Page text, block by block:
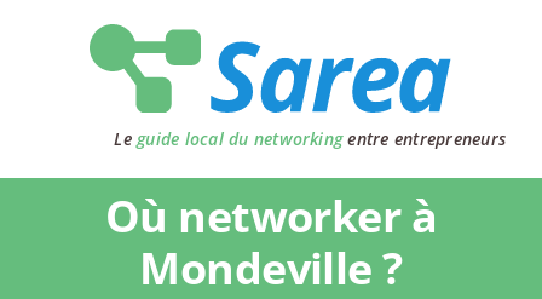
Le guide local du networkingentre entrepreneurs
Où networker à
Mondeville ?